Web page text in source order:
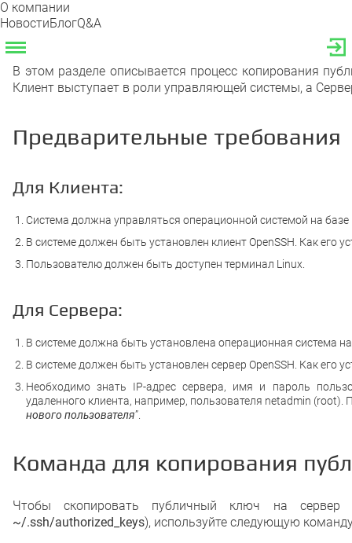
О компании
НовостиБлогQ&A
В этом разделе описывается процесс копирования
Клиент выступает в роли управляющей системы, а
Предварительные требования
Для Клиента:
Система должна управляться операционной системой на базе
В системе должен быть установлен клиент OpenSSH. Как его
Пользователю должен быть доступен терминал Linux.
Для Сервера:
В системе должна быть установлена операционная система
В системе должен быть установлен сервер OpenSSH. Как его
Необходимо знать IP-адрес сервера, имя и пароль
удаленного клиента, например, пользователя netadmin (root).
нового пользователя”.
Команда для копирования
Чтобы скопировать публичный ключ на
~/.ssh/authorized_keys), используйте следующую